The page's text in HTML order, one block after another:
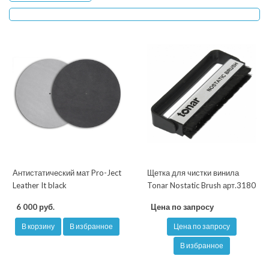
Антистатический мат Pro-Ject
Leather It black
6 000 руб.
В корзину В избранное
Щетка для чистки винила
Tonar Nostatic Brush арт.3180
Цена по запросу
Цена по запросу
В избранное